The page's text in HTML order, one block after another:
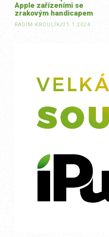
Apple zařízeními se
zrakovým handicapem
RADIM KROULÍK/21.1.2024